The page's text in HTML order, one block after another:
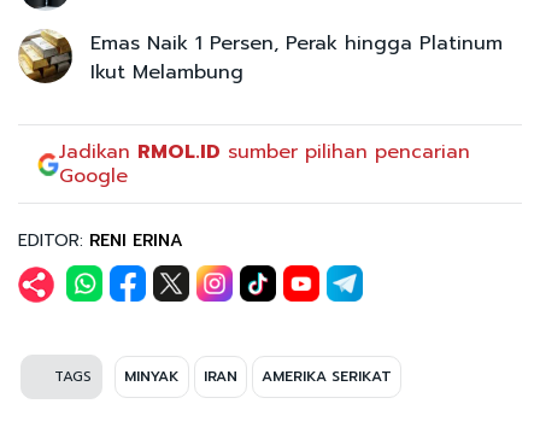
Emas Naik 1 Persen, Perak hingga Platinum
Ikut Melambung
Jadikan RMOL.ID sumber pilihan pencarian
Google
EDITOR: RENI ERINA
TAGS MINYAK IRAN AMERIKA SERIKAT